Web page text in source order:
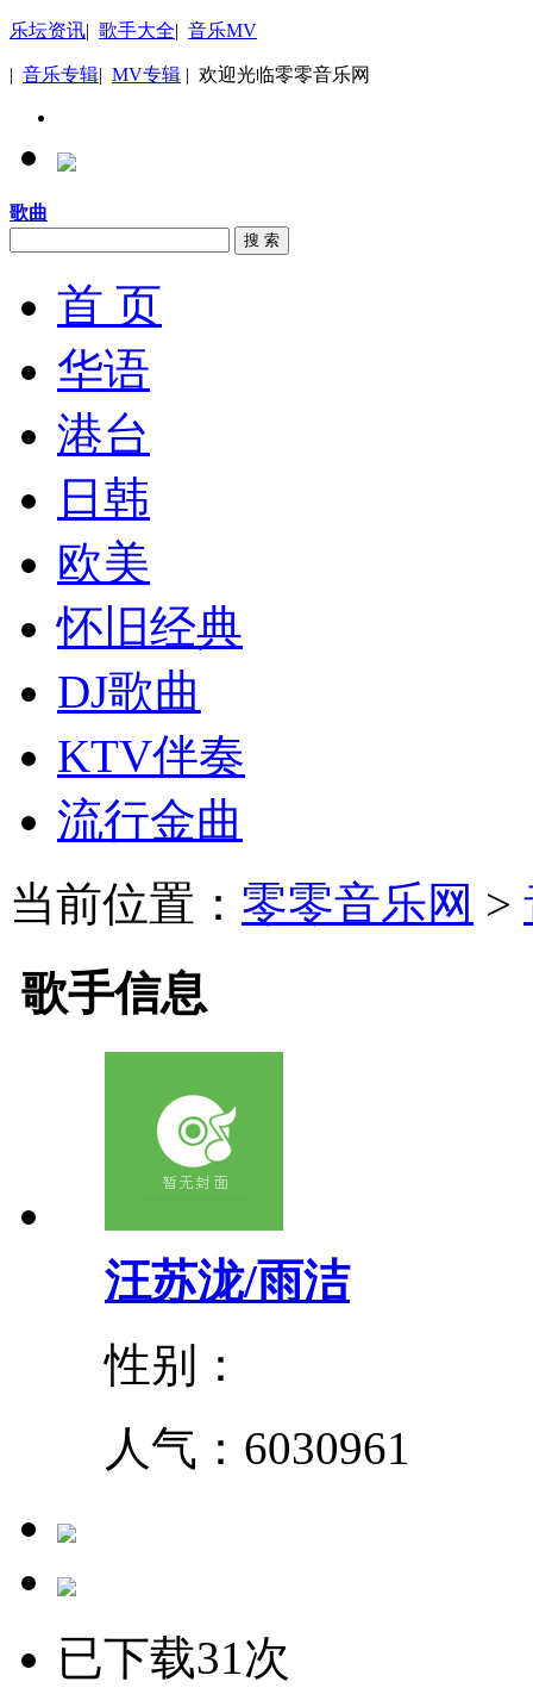
乐坛资讯| 歌手大全| 音乐MV
| 音乐专辑| MV专辑 | 欢迎光临零零音乐网
歌曲
搜 索
首 页
华语
港台
日韩
欧美
怀旧经典
DJ歌曲
KTV伴奏
流行金曲
当前位置： 零零音乐网 >
歌手信息
汪苏泷/雨洁
性别：
人气： 6030961
已下载31次